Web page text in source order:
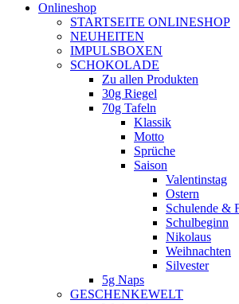
Onlineshop
STARTSEITE ONLINESHOP
NEUHEITEN
IMPULSBOXEN
SCHOKOLADE
Zu allen Produkten
30g Riegel
70g Tafeln
Klassik
Motto
Sprüche
Saison
Valentinstag
Ostern
Schulende &
Schulbeginn
Nikolaus
Weihnachten
Silvester
5g Naps
GESCHENKEWELT